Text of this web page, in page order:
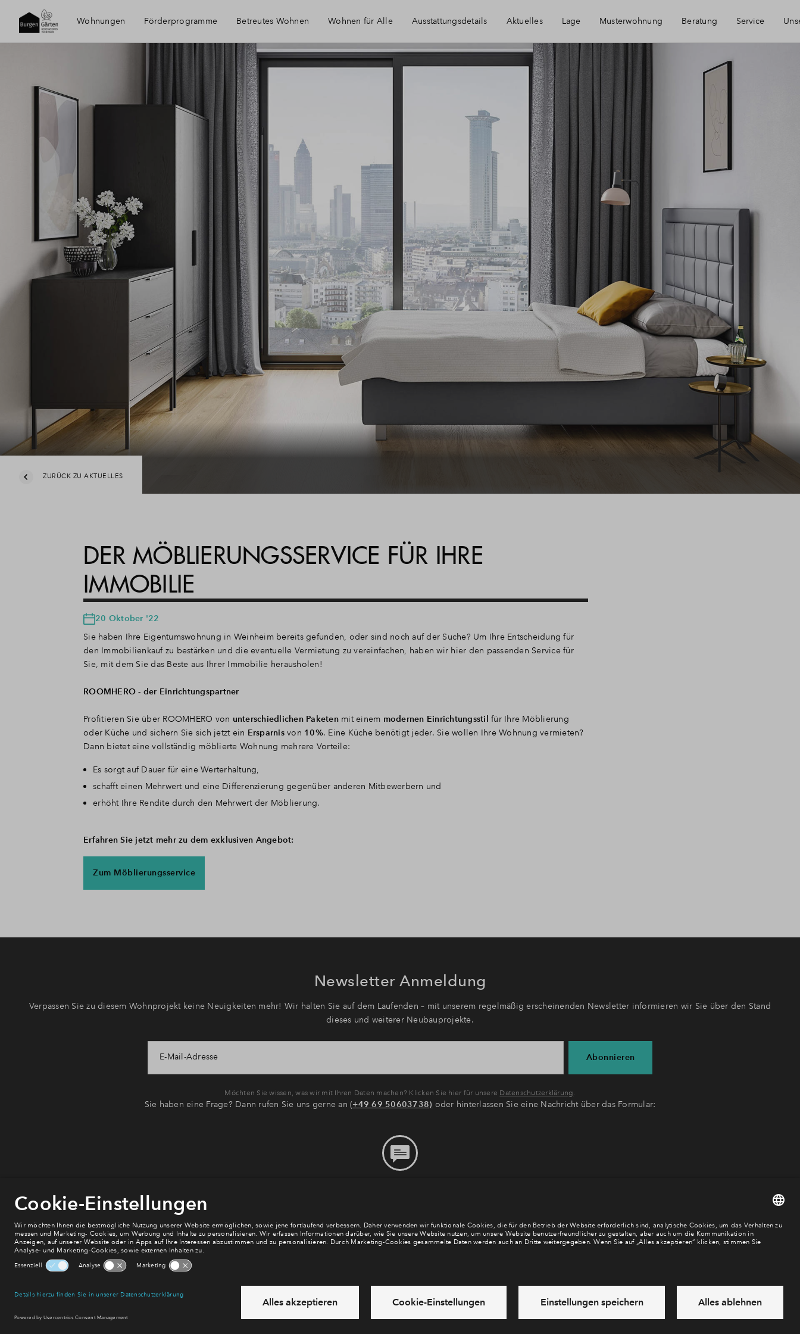
Wohnungen Förderprogramme Betreutes Wohnen Wohnen für Alle Ausstattungsdetails Aktuelles Lage
Erreichbarkeit
Weinheim
Musterwohnung Beratung Service
Haeufig gestellte Fragen
ZURÜCK ZU AKTUELLES
DER MÖBLIERUNGSSERVICE FÜR IHRE
IMMOBILIE
20 Oktober '22
Sie haben Ihre Eigentumswohnung in Weinheim bereits gefunden, oder sind noch auf der Suche? Um Ihre Entscheidung für
den Immobilienkauf zu bestärken und die eventuelle Vermietung zu vereinfachen, haben wir hier den passenden Service für
Sie, mit dem Sie das Beste aus Ihrer Immobilie herausholen!
ROOMHERO - der Einrichtungspartner
Profitieren Sie über ROOMHERO von unterschiedlichen Paketenmit einem modernen Einrichtungsstil für Ihre Möblierung
oder Küche und sichern Sie sich jetzt ein Ersparnisvon 10%. Eine Küche benötigt jeder. Sie wollen Ihre Wohnung vermieten?
Dann bietet eine vollständig möblierte Wohnung mehrere Vorteile:
Es sorgt auf Dauer für eine Werterhaltung,
schafft einen Mehrwert und eine Differenzierung gegenüber anderen Mitbewerbern und
erhöht Ihre Rendite durch den Mehrwert der Möblierung.
Erfahren Sie jetzt mehr zu dem exklusiven Angebot:
Zum Möblierungsservice
Newsletter Anmeldung
Verpassen Sie zu diesem Wohnprojekt keine Neuigkeiten mehr! Wir halten Sie auf dem Laufenden – mit unserem regelmäßig erscheinenden Newsletter informieren wir Sie über den Stand
dieses und weiterer Neubauprojekte.
E-Mail-Adresse Abonnieren
Möchten Sie wissen, was wir mit Ihren Daten machen? Klicken Sie hier für unsere Datenschutzerklärung.
Sie haben eine Frage? Dann rufen Sie uns gerne an (+49 69 50603738) oder hinterlassen Sie eine Nachricht über das Formular: